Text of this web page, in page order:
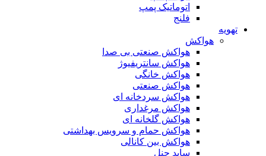
اتوماتیک پمپ
فلنج
تهویه
هواکش
هواکش صنعتی بی صدا
هواکش سانتریفیوژ
هواکش خانگی
هواکش صنعتی
هواکش سردخانه ای
هواکش مرغداری
هواکش گلخانه ای
هواکش حمام و سرویس بهداشتی
هواکش بین کانالی
ساید چنل